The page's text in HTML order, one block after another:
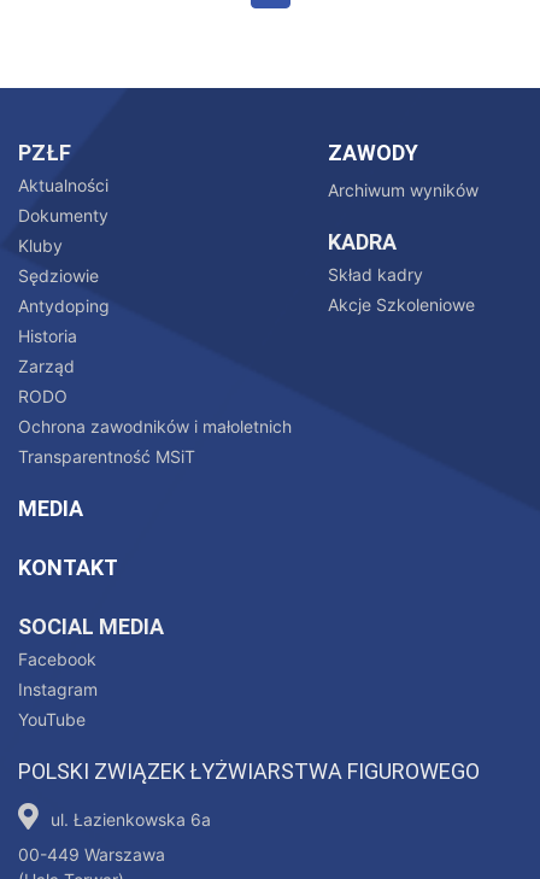
PZŁF
Aktualności
Dokumenty
Kluby
Sędziowie
Antydoping
Historia
Zarząd
RODO
Ochrona zawodników i małoletnich
Transparentność MSiT
ZAWODY
Archiwum wyników
KADRA
Skład kadry
Akcje Szkoleniowe
MEDIA
KONTAKT
SOCIAL MEDIA
Facebook
Instagram
YouTube
POLSKI ZWIĄZEK ŁYŻWIARSTWA FIGUROWEGO
ul. Łazienkowska 6a
00-449 Warszawa